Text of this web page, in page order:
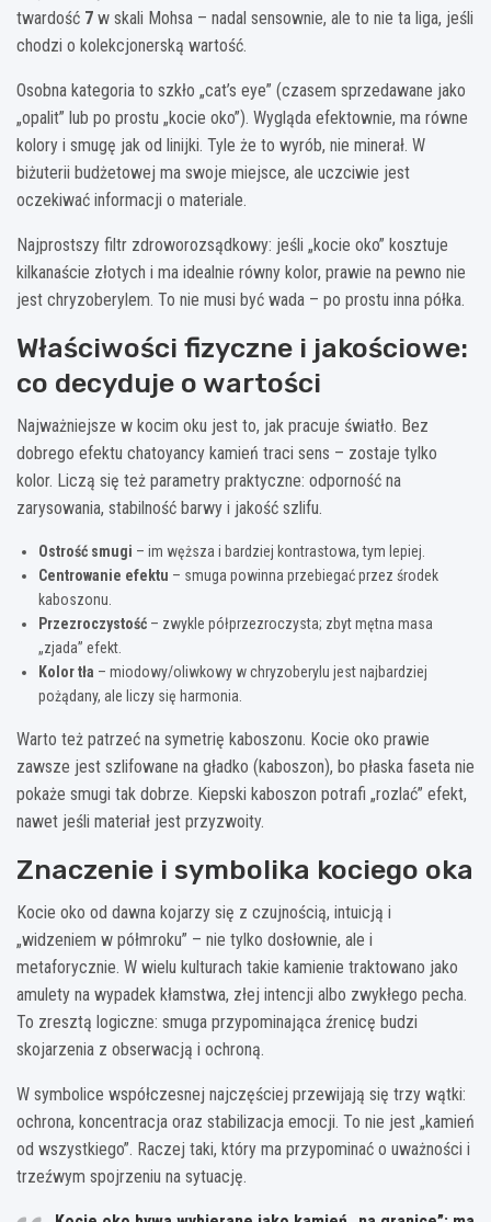
twardość 7 w skali Mohsa – nadal sensownie, ale to nie ta liga, jeśli
chodzi o kolekcjonerską wartość.
Osobna kategoria to szkło „cat’s eye” (czasem sprzedawane jako
„opalit” lub po prostu „kocie oko”). Wygląda efektownie, ma równe
kolory i smugę jak od linijki. Tyle że to wyrób, nie minerał. W
biżuterii budżetowej ma swoje miejsce, ale uczciwie jest
oczekiwać informacji o materiale.
Najprostszy filtr zdroworozsądkowy: jeśli „kocie oko” kosztuje
kilkanaście złotych i ma idealnie równy kolor, prawie na pewno nie
jest chryzoberylem. To nie musi być wada – po prostu inna półka.
Właściwości fizyczne i jakościowe:
co decyduje o wartości
Najważniejsze w kocim oku jest to, jak pracuje światło. Bez
dobrego efektu chatoyancy kamień traci sens – zostaje tylko
kolor. Liczą się też parametry praktyczne: odporność na
zarysowania, stabilność barwy i jakość szlifu.
Ostrość smugi – im węższa i bardziej kontrastowa, tym lepiej.
Centrowanie efektu – smuga powinna przebiegać przez środek
kaboszonu.
Przezroczystość – zwykle półprzezroczysta; zbyt mętna masa
„zjada” efekt.
Kolor tła – miodowy/oliwkowy w chryzoberylu jest najbardziej
pożądany, ale liczy się harmonia.
Warto też patrzeć na symetrię kaboszonu. Kocie oko prawie
zawsze jest szlifowane na gładko (kaboszon), bo płaska faseta nie
pokaże smugi tak dobrze. Kiepski kaboszon potrafi „rozlać” efekt,
nawet jeśli materiał jest przyzwoity.
Znaczenie i symbolika kociego oka
Kocie oko od dawna kojarzy się z czujnością, intuicją i
„widzeniem w półmroku” – nie tylko dosłownie, ale i
metaforycznie. W wielu kulturach takie kamienie traktowano jako
amulety na wypadek kłamstwa, złej intencji albo zwykłego pecha.
To zresztą logiczne: smuga przypominająca źrenicę budzi
skojarzenia z obserwacją i ochroną.
W symbolice współczesnej najczęściej przewijają się trzy wątki:
ochrona, koncentracja oraz stabilizacja emocji. To nie jest „kamień
od wszystkiego”. Raczej taki, który ma przypominać o uważności i
trzeźwym spojrzeniu na sytuację.